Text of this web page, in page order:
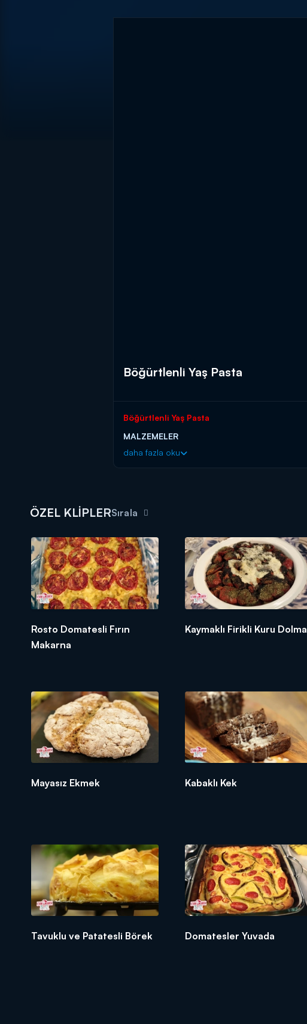
Böğürtlenli Yaş Pasta
Böğürtlenli Yaş Pasta
MALZEMELER
Keki İçin:
315 gr Un
1 Tutam Tuz
1 Paket Karbonat
1 Paket Kabartma Tozu
270 gr Süt
250 gr Pudra Şekeri
450 gr Krem Peynir
Yarım Limon Suyu
1 Kase Böğürtlen
daha fazla oku
ÖZEL KLİPLERSırala
Rosto Domatesli Fırın
Makarna
Kaymaklı Firikli Kuru Dolma
Mayasız Ekmek Kabaklı Kek
Tavuklu ve Patatesli Börek Domatesler Yuvada